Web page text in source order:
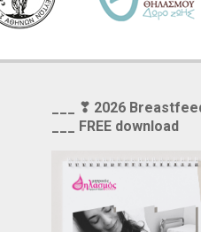
___ ❣ 2026
___ FREE download